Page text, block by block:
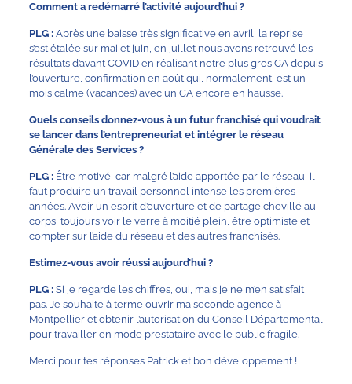
Comment a redémarré l’activité aujourd’hui ?
PLG :Après une baisse très significative en avril, la reprise
s’est étalée sur mai et juin, en juillet nous avons retrouvé les
résultats d’avant COVID en réalisant notre plus gros CA depuis
l’ouverture, confirmation en août qui, normalement, est un
mois calme (vacances) avec un CA encore en hausse.
Quels conseils donnez-vous à un futur franchisé qui voudrait
se lancer dans l’entrepreneuriat et intégrer le réseau
Générale des Services ?
PLG : Être motivé, car malgré l’aide apportée par le réseau, il
faut produire un travail personnel intense les premières
années. Avoir un esprit d’ouverture et de partage chevillé au
corps, toujours voir le verre à moitié plein, être optimiste et
compter sur l’aide du réseau et des autres franchisés.
Estimez-vous avoir réussi aujourd’hui ?
PLG :Si je regarde les chiffres, oui, mais je ne m’en satisfait
pas. Je souhaite à terme ouvrir ma seconde agence à
Montpellier et obtenir l’autorisation du Conseil Départemental
pour travailler en mode prestataire avec le public fragile.
Merci pour tes réponses Patrick et bon développement !